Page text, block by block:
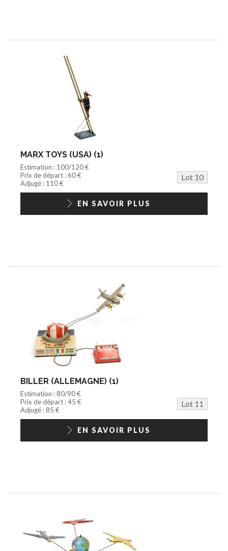
MARX TOYS (USA) (1)
Estimation : 100/120 €
Prix de départ : 60 €
Lot 10
Adjugé : 110 €
EN SAVOIR PLUS
BILLER (ALLEMAGNE) (1)
Estimation : 80/90 €
Prix de départ : 45 €
Lot 11
Adjugé : 85 €
EN SAVOIR PLUS